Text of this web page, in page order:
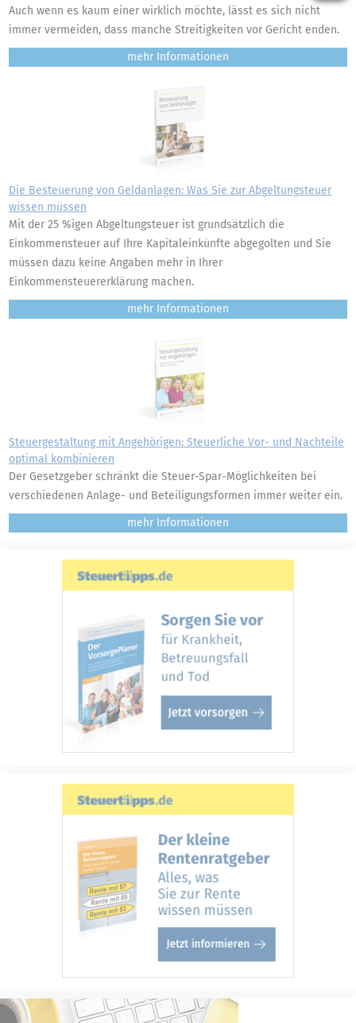
Auch wenn es kaum einer wirklich möchte, lässt es sich nicht
immer vermeiden, dass manche Streitigkeiten vor Gericht enden.
mehr
Die Besteuerung von Geldanlagen: Was Sie zur Abgeltungsteuer
wissen müssen
Mit der 25 %igen Abgeltungsteuer ist grundsätzlich die
Einkommensteuer auf Ihre Kapitaleinkünfte abgegolten und Sie
müssen dazu keine Angaben mehr in Ihrer
Einkommensteuererklärung machen.
mehr
Steuergestaltung mit Angehörigen: Steuerliche Vor- und Nachteile
optimal kombinieren
Der Gesetzgeber schränkt die Steuer-Spar-Möglichkeiten bei
verschiedenen Anlage- und Beteiligungsformen immer weiter ein.
mehr